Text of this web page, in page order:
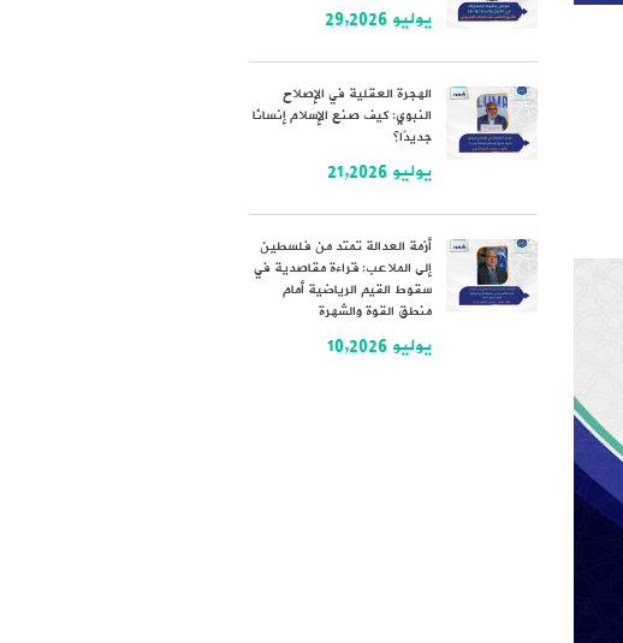
يوليو 29,2026
الهجرة العقلية في الإصلاح
النبوي: كيف صنع الإسلام إنسانًا
جديدًا؟
يوليو 21,2026
أزمة العدالة تمتد من فلسطين
إلى الملاعب: قراءة مقاصدية في
سقوط القيم الرياضية أمام
منطق القوة والشهرة
يوليو 10,2026